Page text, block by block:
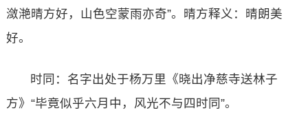
潋滟晴方好，山色空蒙雨亦奇”。晴方释义：晴朗美
好。
时同：名字出处于杨万里《晓出净慈寺送林子
方》“毕竟似乎六月中，风光不与四时同”。